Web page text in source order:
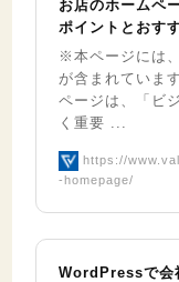
お店のホームペ
ポイントとおす
※本ページには
が含まれていま
ページは、「ビ
く重要 ...
https://
-homepage/
WordPressで会